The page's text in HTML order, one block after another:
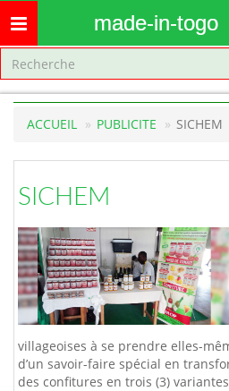
Toggle
navigation
made-in-togo
ACCUEIL PUBLICITE SICHEM
SICHEM
villageoises à se prendre elles-
d’un savoir-faire spécial en
des confitures en trois (3)